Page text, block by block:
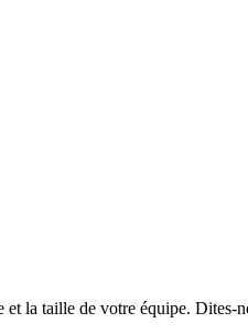
la taille de votre équipe. Dites-